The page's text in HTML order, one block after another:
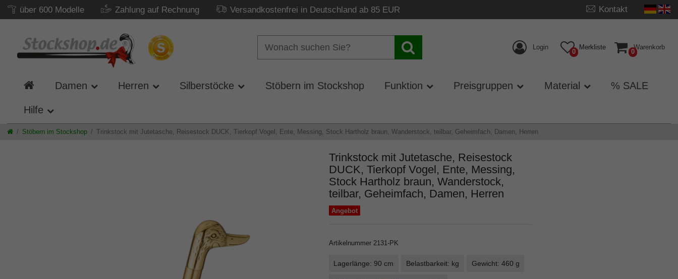
über 600 Modelle Zahlung auf Rechnung Versandkostenfrei in Deutschland ab 85 EUR Kontakt
Login
0
Merkliste
0
Warenkorb
Damen Herren Silberstöcke Stöbern im Stockshop Funktion Preisgruppen Material % SALE
Hilfe
Stöbern im Stockshop Trinkstock mit Jutetasche, Reisestock DUCK, Tierkopf Vogel, Ente, Messing, Stock Hartholz braun, Wanderstock, teilbar, Geheimfach, Damen, Herren
Trinkstock mit Jutetasche, Reisestock
DUCK, Tierkopf Vogel, Ente, Messing,
Stock Hartholz braun, Wanderstock,
teilbar, Geheimfach, Damen, Herren
Angebot
Artikelnummer 2131-PK
Lagerlänge: 90 cm Belastbarkeit: kg Gewicht: 460 g